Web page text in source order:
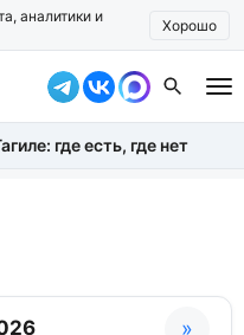
аналитики и
Хорошо
где есть, где нет
»